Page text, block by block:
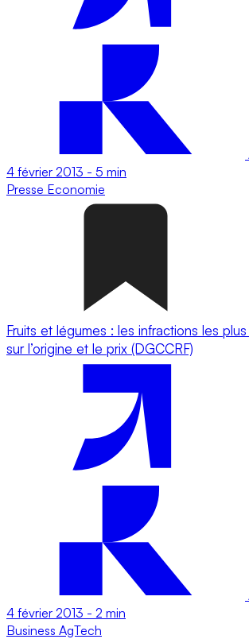
4 février 2013 - 5 min
Presse Economie
Fruits et légumes : les infractions les
sur l’origine et le prix (DGCCRF)
4 février 2013 - 2 min
Business AgTech